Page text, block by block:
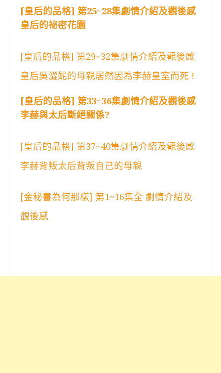
[皇后的品格] 第25~28集劇情介紹及觀後感
皇后的祕密花園
[皇后的品格] 第29~32集劇情介紹及觀後感
皇后吳澀妮的母親居然因為李赫皇室而死 !
[皇后的品格] 第33~36集劇情介紹及觀後感
李赫與太后斷絕關係?
[皇后的品格] 第37~40集劇情介紹及觀後感
李赫背叛太后背叛自己的母親
[金秘書為何那樣] 第1~16集全 劇情介紹及
觀後感